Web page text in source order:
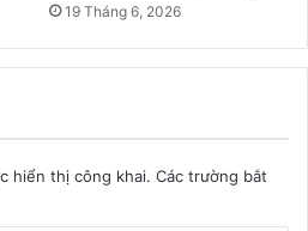
19 Tháng 6, 2026
hiển thị công khai. Các trường bắt